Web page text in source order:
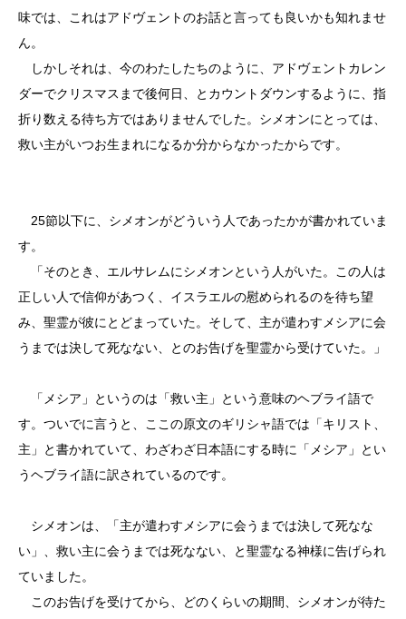
味では、これはアドヴェントのお話と言っても良いかも知れませ
ん。
しかしそれは、今のわたしたちのように、アドヴェントカレン
ダーでクリスマスまで後何日、とカウントダウンするように、指
折り数える待ち方ではありませんでした。シメオンにとっては、
救い主がいつお生まれになるか分からなかったからです。
25節以下に、シメオンがどういう人であったかが書かれていま
す。
「そのとき、エルサレムにシメオンという人がいた。この人は
正しい人で信仰があつく、イスラエルの慰められるのを待ち望
み、聖霊が彼にとどまっていた。そして、主が遣わすメシアに会
うまでは決して死なない、とのお告げを聖霊から受けていた。」
「メシア」というのは「救い主」という意味のヘブライ語で
す。ついでに言うと、ここの原文のギリシャ語では「キリスト、
主」と書かれていて、わざわざ日本語にする時に「メシア」とい
うヘブライ語に訳されているのです。
シメオンは、「主が遣わすメシアに会うまでは決して死なな
い」、救い主に会うまでは死なない、と聖霊なる神様に告げられ
ていました。
このお告げを受けてから、どのくらいの期間、シメオンが待た